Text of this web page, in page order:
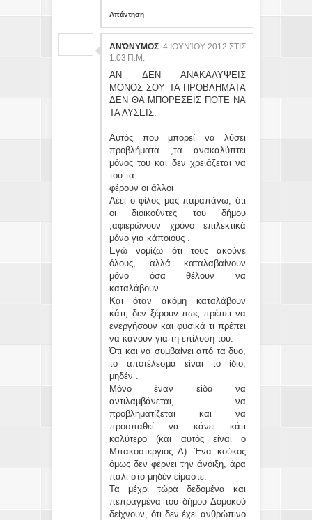
Απάντηση
ΑΝΏΝΥΜΟΣ 4 ΙΟΥΝΊΟΥ 2012 ΣΤΙΣ
1:03 Π.Μ.
ΑΝ ΔΕΝ ΑΝΑΚΑΛΥΨΕΙΣ
ΜΟΝΟΣ ΣΟΥ ΤΑ ΠΡΟΒΛΗΜΑΤΑ
ΔΕΝ ΘΑ ΜΠΟΡΕΣΕΙΣ ΠΟΤΕ ΝΑ
ΤΑ ΛΥΣΕΙΣ.
Αυτός που μπορεί να λύσει
προβλήματα ,τα ανακαλύπτει
μόνος του και δεν χρειάζεται να
του τα
φέρουν οι άλλοι
Λέει ο φίλος μας παραπάνω, ότι
οι διοικούντες του δήμου
,αφιερώνουν χρόνο επιλεκτικά
μόνο για κάποιους .
Εγώ νομίζω ότι τους ακούνε
όλους, αλλά καταλαβαίνουν
μόνο όσα θέλουν να
καταλάβουν.
Και όταν ακόμη καταλάβουν
κάτι, δεν ξέρουν πως πρέπει να
ενεργήσουν και φυσικά τι πρέπει
να κάνουν για τη επίλυση του.
Ότι και να συμβαίνει από τα δυο,
το αποτέλεσμα είναι το ίδιο,
μηδέν .
Μόνο έναν είδα να
αντιλαμβάνεται, να
προβληματίζεται και να
προσπαθεί να κάνει κάτι
καλύτερο (και αυτός είναι ο
Μπακοστεργιος Δ). Ένα κούκος
όμως δεν φέρνει την άνοιξη, άρα
πάλι στο μηδέν είμαστε.
Τα μέχρι τώρα δεδομένα και
πεπραγμένα του δήμου Δομοκού
δείχνουν, ότι δεν έχει ανθρώπινο